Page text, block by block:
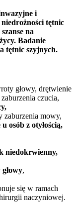
i
tętnic
na
Badanie
tętnic szyjnych.
głowy, drętwienie
czucia,
zaburzenia mowy,
osób z otyłością,
niedokrwienny,
,
się w ramach
naczyniowej.